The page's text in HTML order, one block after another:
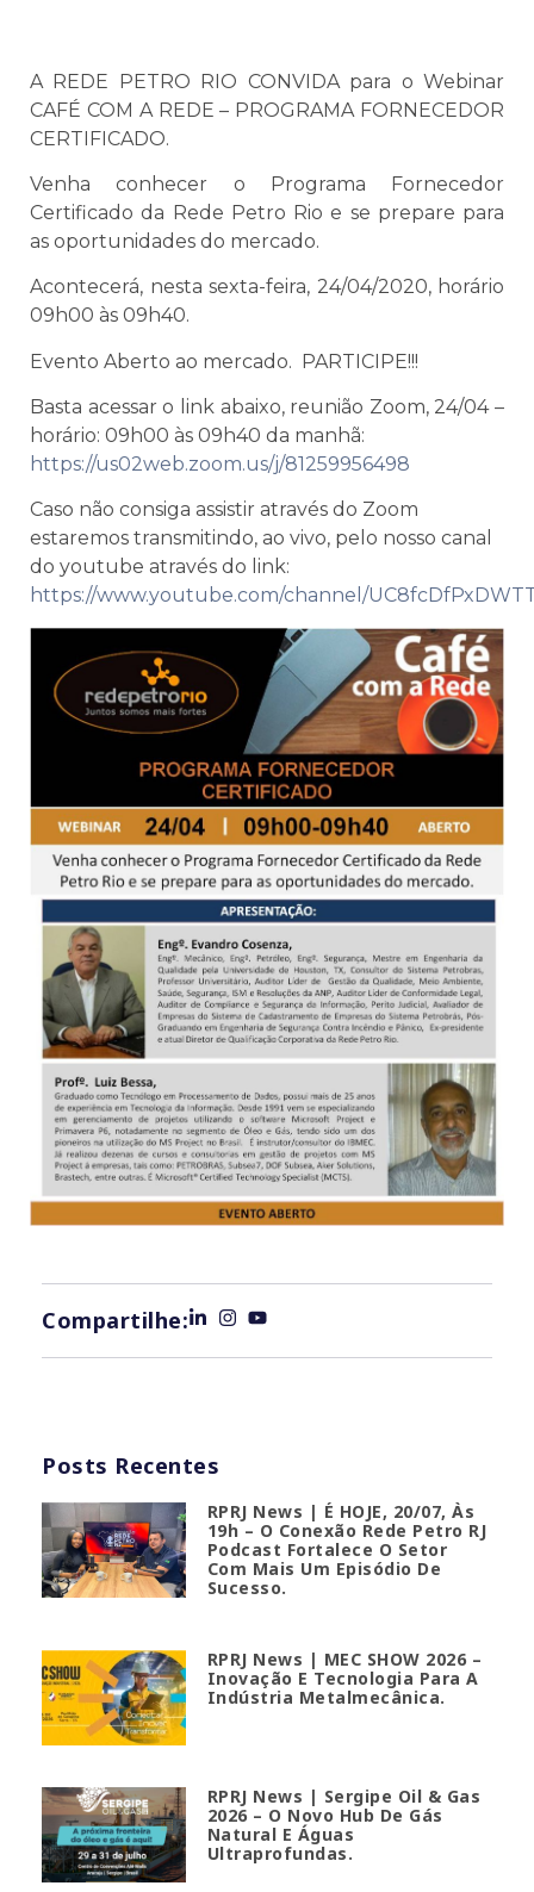
A REDE PETRO RIO CONVIDA para o Webinar
CAFÉ COM A REDE – PROGRAMA FORNECEDOR
CERTIFICADO.
Venha conhecer o Programa Fornecedor
Certificado da Rede Petro Rio e se prepare para
as oportunidades do mercado.
Acontecerá, nesta sexta-feira, 24/04/2020, horário
09h00 às 09h40.
Evento Aberto ao mercado. PARTICIPE!!!
Basta acessar o link abaixo, reunião Zoom, 24/04 –
horário: 09h00 às 09h40 da manhã:
https://us02web.zoom.us/j/81259956498
Caso não consiga assistir através do Zoom
estaremos transmitindo, ao vivo, pelo nosso canal
do youtube através do link:
https://www.youtube.com/channel/
Compartilhe:
Posts Recentes
RPRJ News | É HOJE, 20/07, Às
19h – O Conexão Rede Petro RJ
Podcast Fortalece O Setor
Com Mais Um Episódio De
Sucesso.
RPRJ News | MEC SHOW 2026 –
Inovação E Tecnologia Para A
Indústria Metalmecânica.
RPRJ News | Sergipe Oil & Gas
2026 – O Novo Hub De Gás
Natural E Águas
Ultraprofundas.